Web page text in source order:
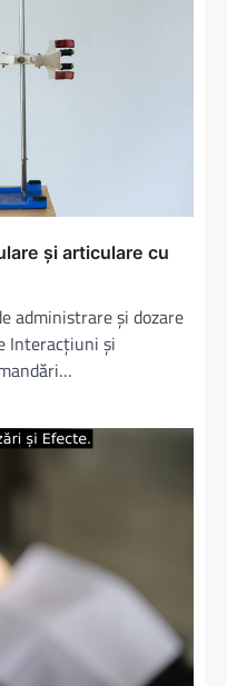
și articulare cu
administrare și dozare
Interacțiuni și